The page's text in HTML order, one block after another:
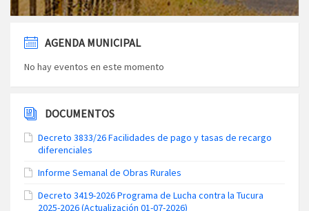
AGENDA MUNICIPAL
No hay eventos en este momento
DOCUMENTOS
Decreto 3833/26 Facilidades de pago y tasas de recargo
diferenciales
Informe Semanal de Obras Rurales
Decreto 3419-2026 Programa de Lucha contra la Tucura
2025-2026 (Actualización 01-07-2026)